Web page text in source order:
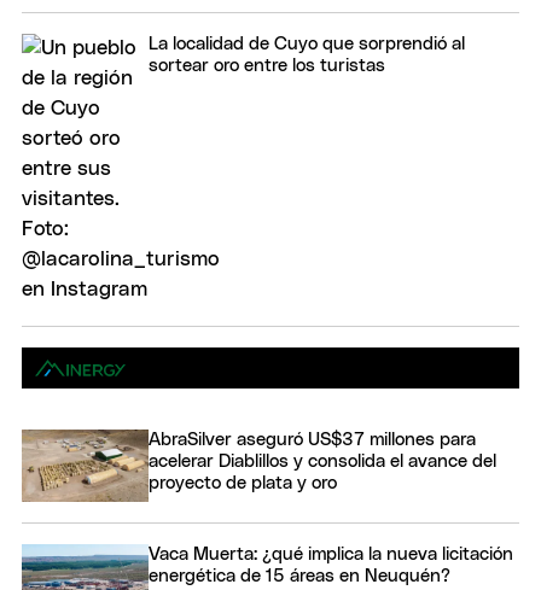
La localidad de Cuyo que sorprendió al
sortear oro entre los turistas
AbraSilver aseguró US$37 millones para
acelerar Diablillos y consolida el avance del
proyecto de plata y oro
Vaca Muerta: ¿qué implica la nueva licitación
energética de 15 áreas en Neuquén?